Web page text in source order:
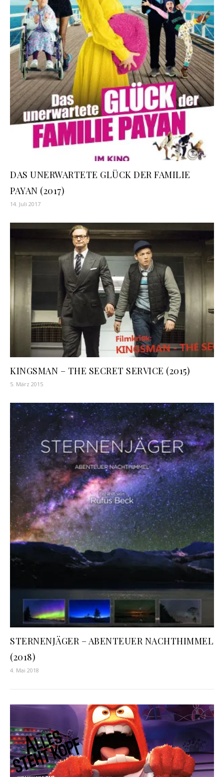
DAS UNERWARTETE GLÜCK DER FAMILIE
PAYAN (2017)
14. Juli 2017
KINGSMAN – THE SECRET SERVICE (2015)
5. März 2015
STERNENJÄGER – ABENTEUER NACHTHIMMEL
(2018)
4. Mai 2018